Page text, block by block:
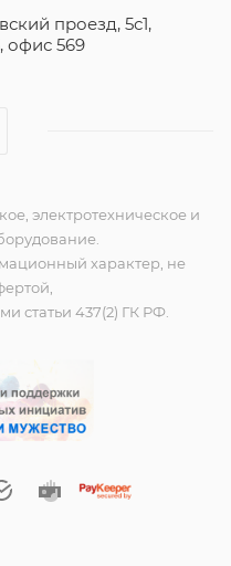
проезд, 5с1,
офис 569
электротехническое и
характер, не
статьи 437(2) ГК РФ.